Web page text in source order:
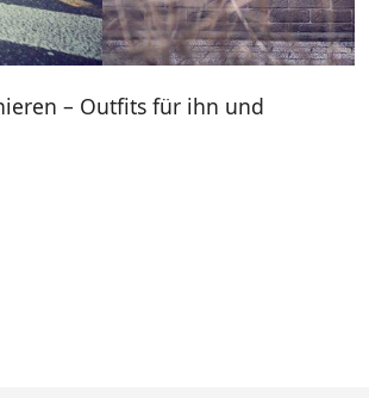
– Outfits für ihn und